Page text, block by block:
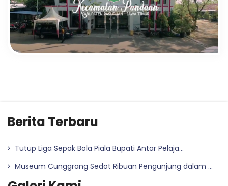
Berita Terbaru
Tutup Liga Sepak Bola Piala Bupati Antar Pelaja...
Museum Cunggrang Sedot Ribuan Pengunjung dalam ...